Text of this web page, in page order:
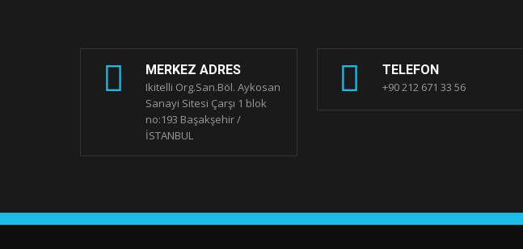
MERKEZ ADRES
Ikitelli Org.San.Böl. Aykosan
Sanayi Sitesi Çarşı 1 blok
no:193 Başakşehir /
İSTANBUL
TELEFON
+90 212 671 33 56